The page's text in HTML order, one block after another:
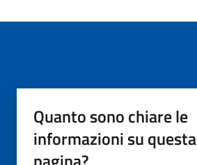
Quanto sono chiare le
informazioni su questa